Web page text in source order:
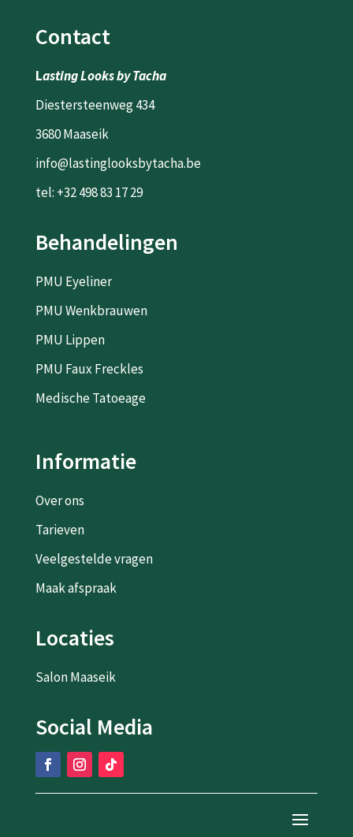
Contact
Lasting Looks by Tacha
Diestersteenweg 434
3680 Maaseik
info@lastinglooksbytacha.be
tel: +32 498 83 17 29
Behandelingen
PMU Eyeliner
PMU Wenkbrauwen
PMU Lippen
PMU Faux Freckles
Medische Tatoeage
Informatie
Over ons
Tarieven
Veelgestelde vragen
Maak afspraak
Locaties
Salon Maaseik
Social Media